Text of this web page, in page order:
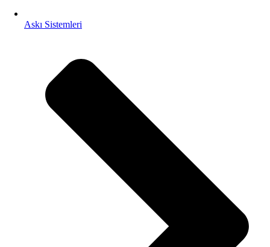
Askı Sistemleri